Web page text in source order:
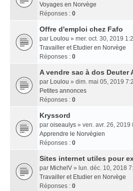
Voyages en Norvège
Réponses : 0
Offre d'emploi chez Fafo
par Loulou » mer. oct. 30, 2019
Travailler et Etudier en Norvège
Réponses : 0
A vendre sac à dos Deuter
par Loulou » dim. mai 05, 2019
Petites annonces
Réponses : 0
Kryssord
par oiseaulys » ven. avr. 26, 2019
Apprendre le Norvégien
Réponses : 0
Sites internet utiles pour
par MichelV » lun. déc. 10, 2018
Travailler et Etudier en Norvège
Réponses : 0